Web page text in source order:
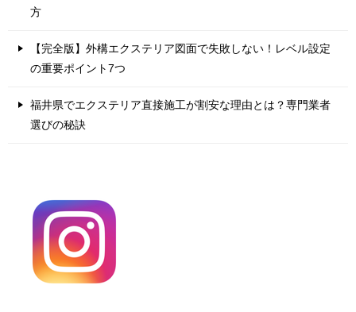
方
【完全版】外構エクステリア図面で失敗しない！レベル設定
の重要ポイント7つ
福井県でエクステリア直接施工が割安な理由とは？専門業者
選びの秘訣